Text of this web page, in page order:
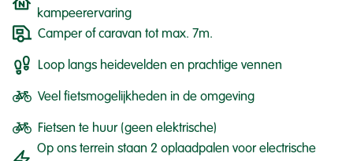
kampeerervaring
Camper of caravan tot max. 7m.
Loop langs heidevelden en prachtige vennen
Veel fietsmogelijkheden in de omgeving
Fietsen te huur (geen elektrische)
Op ons terrein staan 2 oplaadpalen voor electrische